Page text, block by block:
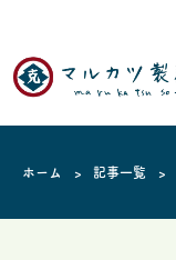
ホーム 記事一覧